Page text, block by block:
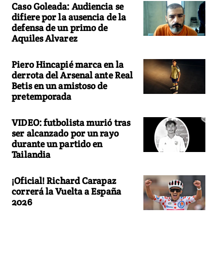
Caso Goleada: Audiencia se
difiere por la ausencia de la
defensa de un primo de
Aquiles Alvarez
Piero Hincapié marca en la
derrota del Arsenal ante Real
Betis en un amistoso de
pretemporada
VIDEO: futbolista murió tras
ser alcanzado por un rayo
durante un partido en
Tailandia
¡Oficial! Richard Carapaz
correrá la Vuelta a España
2026